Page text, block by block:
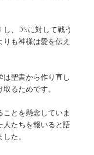
、DSに対して戦う
も神様は愛を伝え
聖書から作り直し
るためです。
とを懸念していま
人たちを報いると語
た。